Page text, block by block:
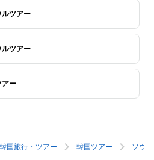
ルツアー
ルツアー
アー
韓国旅行・ツアー 韓国ツアー ソウ